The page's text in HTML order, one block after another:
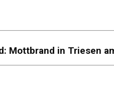
Mottbrand in Triesen